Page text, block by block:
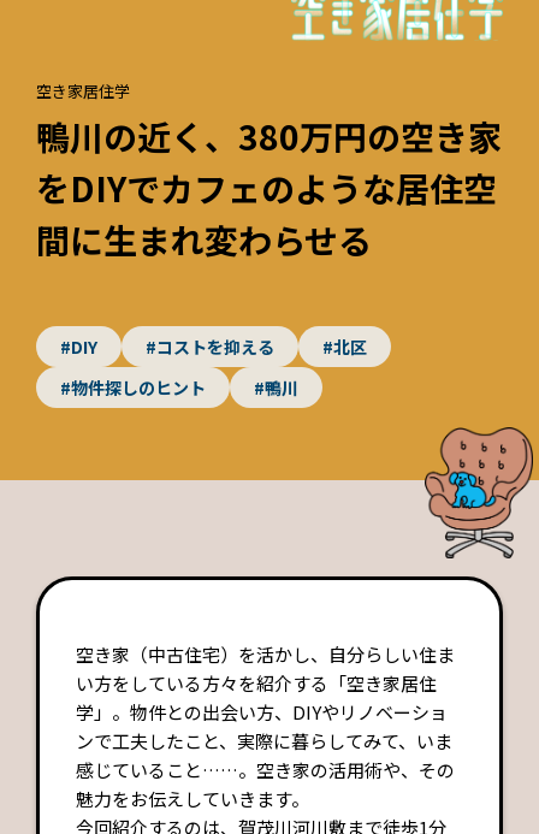
空き家居住学
鴨川の近く、380万円の空き家
をDIYでカフェのような居住空
間に生まれ変わらせる
#DIY #コストを抑える
#北区
#物件探しのヒント
#鴨川
空き家（中古住宅）を活かし、自分らしい住ま
い方をしている方々を紹介する「空き家居住
学」。物件との出会い方、DIYやリノベーショ
ンで工夫したこと、実際に暮らしてみて、いま
感じていること……。空き家の活用術や、その
魅力をお伝えしていきます。
今回紹介するのは、賀茂川河川敷まで徒歩1分